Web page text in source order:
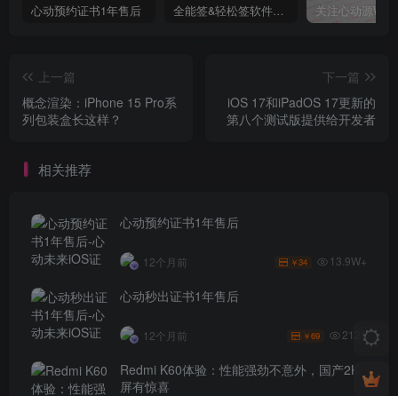
心动预约证书1年售后 全能签&轻松签软件源代搭建&搭建教程(免费)Applehub心动论坛
上一篇
概念渲染：iPhone 15 Pro系
列包装盒长这样？
下一篇
iOS 17和iPadOS 17更新的
第八个测试版提供给开发者
相关推荐
心动预约证书1年售后
12个月前 ￥34 13.9W+
心动秒出证书1年售后
12个月前 ￥69 2129
Redmi K60体验：性能强劲不意外，国产2K
屏有惊喜